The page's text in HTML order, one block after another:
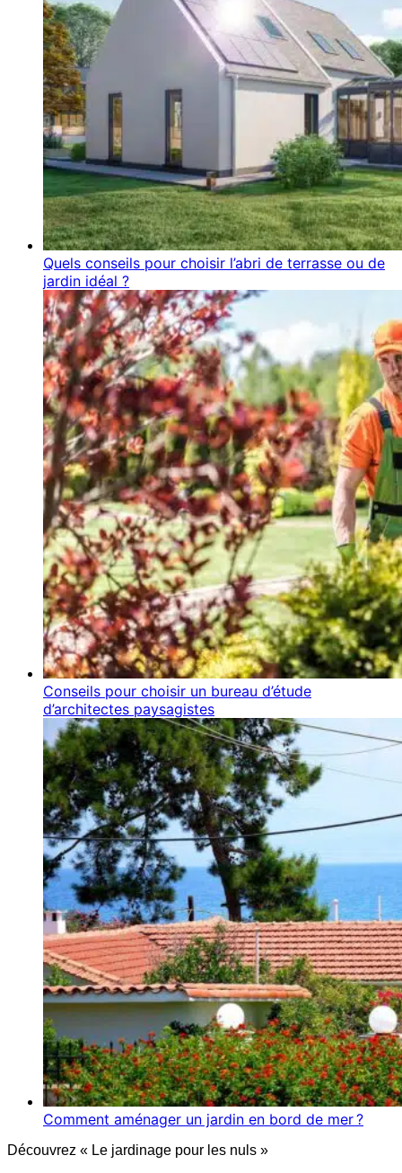
Quels conseils pour choisir l’abri de terrasse ou de
jardin idéal ?
Conseils pour choisir un bureau d’étude
d’architectes paysagistes
Comment aménager un jardin en bord de mer ?
Découvrez « Le jardinage pour les nuls »